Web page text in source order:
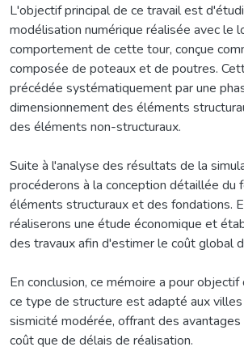
L'objectif principal de ce travail est
modélisation numérique réalisée avec le
comportement de cette tour, conçue
composée de poteaux et de poutres.
précédée systématiquement par une
dimensionnement des éléments
des éléments non-structuraux.
Suite à l'analyse des résultats de la
procéderons à la conception détaillée du
éléments structuraux et des fondations.
réaliserons une étude économique et
des travaux afin d'estimer le coût global
En conclusion, ce mémoire a pour
ce type de structure est adapté aux villes
sismicité modérée, offrant des
coût que de délais de réalisation.